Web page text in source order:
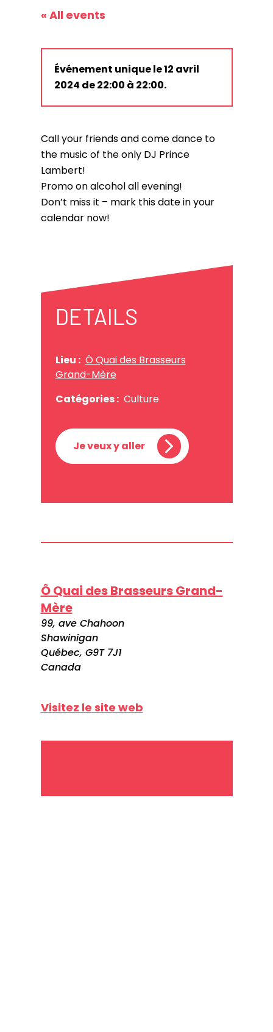
« All events
Événement unique le 12 avril
2024 de 22:00 à 22:00.
Call your friends and come dance to
the music of the only DJ Prince
Lambert!
Promo on alcohol all evening!
Don’t miss it – mark this date in your
calendar now!
DETAILS
Lieu : Ô Quai des Brasseurs
Grand-Mère
Catégories : Culture
Je veux y aller
Ô Quai des Brasseurs Grand-
Mère
99, ave Chahoon
Shawinigan
Québec, G9T 7J1
Canada
Visitez le site web